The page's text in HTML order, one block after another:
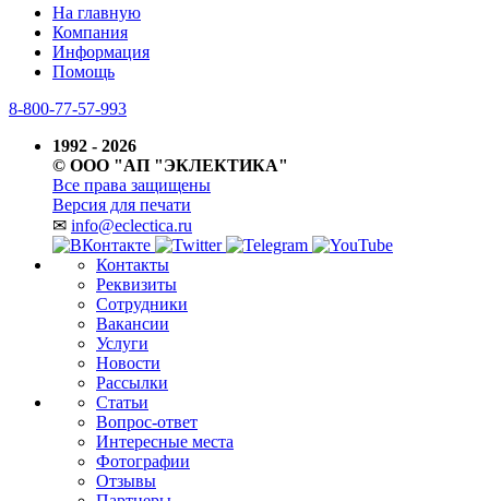
На главную
Компания
Информация
Помощь
8-800-77-57-993
1992 - 2026
© ООО "АП "ЭКЛЕКТИКА"
Все права защищены
Версия для печати
✉ info@eclectica.ru
Контакты
Реквизиты
Сотрудники
Вакансии
Услуги
Новости
Рассылки
Статьи
Вопрос-ответ
Интересные места
Фотографии
Отзывы